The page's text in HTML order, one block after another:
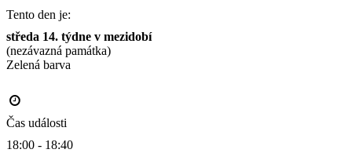
Tento den je:
středa 14. týdne v mezidobí
(nezávazná památka)
Zelená barva
Čas události
18:00 - 18:40